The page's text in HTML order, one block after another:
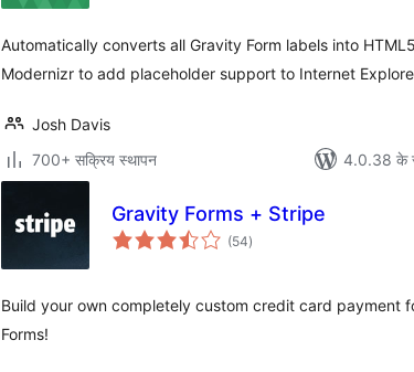
Automatically converts all Gravity Form labels into
Modernizr to add placeholder support to Internet
Josh Davis
700+ सक्रिय स्थापन
4.0.38 के
Gravity Forms + Stripe
(54कुल
दर)
Build your own completely custom credit card payment
Forms!